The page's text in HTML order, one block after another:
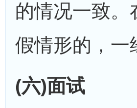
的情况一致
假情形的，一
(六)面试